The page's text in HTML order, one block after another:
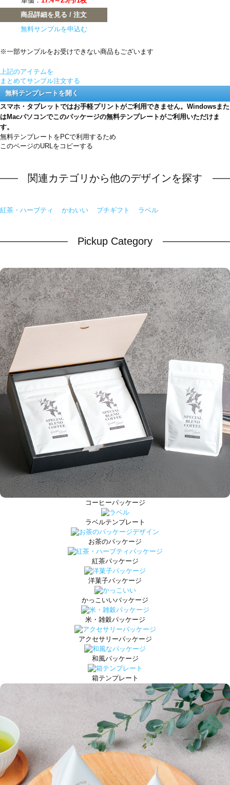
商品詳細を見る / 注文
無料サンプルを申込む
※一部サンプルをお受けできない商品もございます
上記のアイテムを
まとめてサンプル注文する
無料テンプレートを開く
スマホ・タブレットではお手軽プリントがご利用できません。Windowsまた
はMacパソコンでこのパッケージの無料テンプレートがご利用いただけま
す。
無料テンプレートをPCで利用するため
このページのURLをコピーする
関連カテゴリから他のデザインを探す
紅茶・ハーブティ かわいい プチギフト ラベル
Pickup Category
コーヒーパッケージ
ラベルテンプレート
お茶のパッケージ
紅茶パッケージ
洋菓子パッケージ
かっこいいパッケージ
米・雑穀パッケージ
アクセサリーパッケージ
和風パッケージ
箱テンプレート